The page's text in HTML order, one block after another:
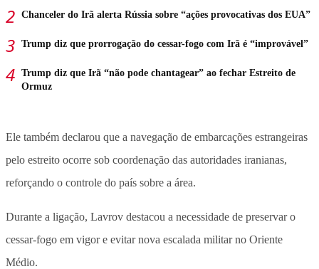
Chanceler do Irã alerta Rússia sobre “ações provocativas dos EUA”
Trump diz que prorrogação do cessar-fogo com Irã é “improvável”
Trump diz que Irã “não pode chantagear” ao fechar Estreito de
Ormuz
Ele também declarou que a navegação de embarcações estrangeiras
pelo estreito ocorre sob coordenação das autoridades iranianas,
reforçando o controle do país sobre a área.
Durante a ligação, Lavrov destacou a necessidade de preservar o
cessar-fogo em vigore evitar nova escalada militar no Oriente
Médio.